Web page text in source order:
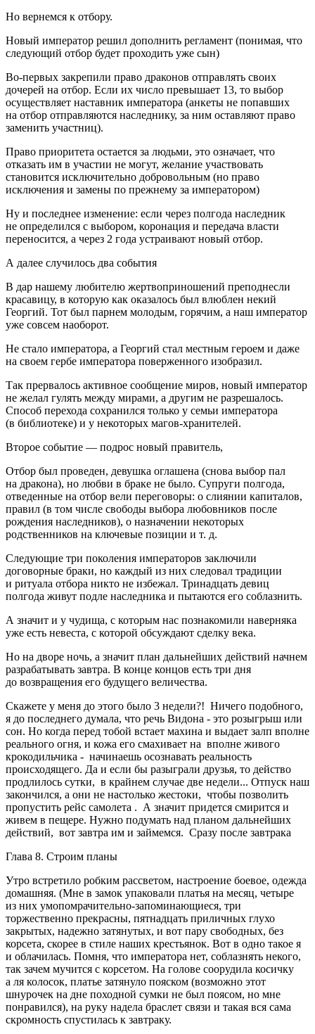
Но вернемся к отбору.
Новый император решил дополнить регламент (понимая, что
следующий отбор будет проходить уже сын)
Во-первых закрепили право драконов отправлять своих
дочерей на отбор. Если их число превышает 13, то выбор
осуществляет наставник императора (анкеты не попавших
на отбор отправляются наследнику, за ним оставляют право
заменить участниц).
Право приоритета остается за людьми, это означает, что
отказать им в участии не могут, желание участвовать
становится исключительно добровольным (но право
исключения и замены по прежнему за императором)
Ну и последнее изменение: если через полгода наследник
не определился с выбором, коронация и передача власти
переносится, а через 2 года устраивают новый отбор.
А далее случилось два события
В дар нашему любителю жертвоприношений преподнесли
красавицу, в которую как оказалось был влюблен некий
Георгий. Тот был парнем молодым, горячим, а наш император
уже совсем наоборот.
Не стало императора, а Георгий стал местным героем и даже
на своем гербе императора поверженного изобразил.
Так прервалось активное сообщение миров, новый император
не желал гулять между мирами, а другим не разрешалось.
Способ перехода сохранился только у семьи императора
(в библиотеке) и у некоторых магов-хранителей.
Второе событие — подрос новый правитель,
Отбор был проведен, девушка оглашена (снова выбор пал
на дракона), но любви в браке не было. Супруги полгода,
отведенные на отбор вели переговоры: о слиянии капиталов,
правил (в том числе свободы выбора любовников после
рождения наследников), о назначении некоторых
родственников на ключевые позиции и т. д.
Следующие три поколения императоров заключили
договорные браки, но каждый из них следовал традиции
и ритуала отбора никто не избежал. Тринадцать девиц
полгода живут подле наследника и пытаются его соблазнить.
А значит и у чудища, с которым нас познакомили наверняка
уже есть невеста, с которой обсуждают сделку века.
Но на дворе ночь, а значит план дальнейших действий начнем
разрабатывать завтра. В конце концов есть три дня
до возвращения его будущего величества.
Скажете у меня до этого было 3 недели?! Ничего подобного,
я до последнего думала, что речь Видона - это розыгрыш или
сон. Но когда перед тобой встает махина и выдает залп вполне
реального огня, и кожа его смахивает на вполне живого
крокодильчика - начинаешь осознавать реальность
происходящего. Да и если бы разыграли друзья, то действо
продлилось сутки, в крайнем случае две недели... Отпуск наш
закончился, а они не настолько жестоки, чтобы позволить
пропустить рейс самолета . А значит придется смирится и
живем в пещере. Нужно подумать над планом дальнейших
действий, вот завтра им и займемся. Сразу после завтрака
Глава 8. Строим планы
Утро встретило робким рассветом, настроение боевое, одежда
домашняя. (Мне в замок упаковали платья на месяц, четыре
из них умопомрачительно-запоминающиеся, три
торжественно прекрасны, пятнадцать приличных глухо
закрытых, надежно затянутых, и вот пару свободных, без
корсета, скорее в стиле наших крестьянок. Вот в одно такое я
и облачилась. Помня, что императора нет, соблазнять некого,
так зачем мучится с корсетом. На голове соорудила косичку
а ля колосок, платье затянуло пояском (возможно этот
шнурочек на дне походной сумки не был поясом, но мне
понравился), на руку надела браслет связи и такая вся сама
скромность спустилась к завтраку.